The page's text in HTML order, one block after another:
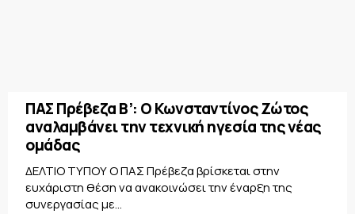
ΠΑΣ Πρέβεζα Β’: Ο Κωνσταντίνος Ζώτος
αναλαμβάνει την τεχνική ηγεσία της νέας
ομάδας
ΔΕΛΤΙΟ ΤΥΠΟΥ Ο ΠΑΣ Πρέβεζα βρίσκεται στην
ευχάριστη θέση να ανακοινώσει την έναρξη της
συνεργασίας με...